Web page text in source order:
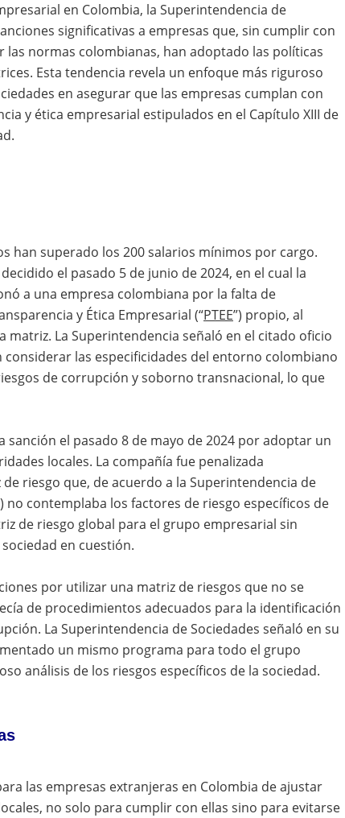
en Colombia, la Superintendencia de
significativas a empresas que, sin cumplir con
normas colombianas, han adoptado las políticas
Esta tendencia revela un enfoque más riguroso
en asegurar que las empresas cumplan con
y ética empresarial estipulados en el Capítulo XIII de
han superado los 200 salarios mínimos por cargo.
el pasado 5 de junio de 2024, en el cual la
a una empresa colombiana por la falta de
y Ética Empresarial (“PTEE”) propio, al
matriz. La Superintendencia señaló en el citado oficio
las especificidades del entorno colombiano
de corrupción y soborno transnacional, lo que
el pasado 8 de mayo de 2024 por adoptar un
locales. La compañía fue penalizada
riesgo que, de acuerdo a la Superintendencia de
no contemplaba los factores de riesgo específicos de
de riesgo global para el grupo empresarial sin
en cuestión.
por utilizar una matriz de riesgos que no se
de procedimientos adecuados para la identificación
La Superintendencia de Sociedades señaló en su
un mismo programa para todo el grupo
análisis de los riesgos específicos de la sociedad.
las empresas extranjeras en Colombia de ajustar
no solo para cumplir con ellas sino para evitarse